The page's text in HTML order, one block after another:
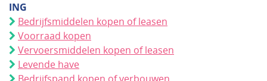
ING
Bedrijfsmiddelen kopen of leasen
Voorraad kopen
Vervoersmiddelen kopen of leasen
Levende have